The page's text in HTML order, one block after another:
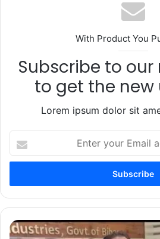
With Product You
Subscribe to
to get the new
Lorem ipsum dolor sit
your
Email